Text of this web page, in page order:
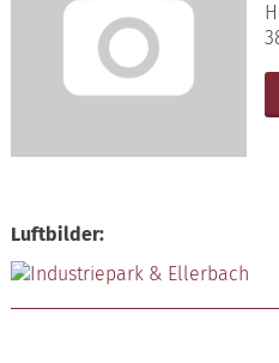
Luftbilder: